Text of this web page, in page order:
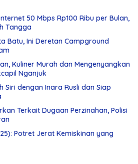
50 Mbps Rp100 Ribu per Bulan,
Tangga
Batu, Ini Deretan Campground
Kuliner Murah dan Mengenyangkan
Nganjuk
Siri dengan Inara Rusli dan Siap
Terkait Dugaan Perzinahan, Polisi
Potret Jerat Kemiskinan yang